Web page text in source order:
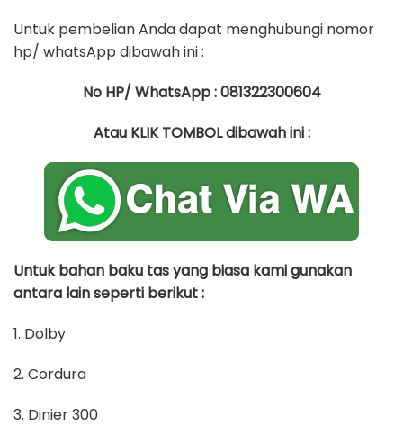
Untuk pembelian Anda dapat menghubungi nomor
hp/ whatsApp dibawah ini :
No HP/ WhatsApp : 081322300604
Atau KLIK TOMBOL dibawah ini :
Untuk bahan baku tas yang biasa kami gunakan
antara lain seperti berikut :
1. Dolby
2. Cordura
3. Dinier 300